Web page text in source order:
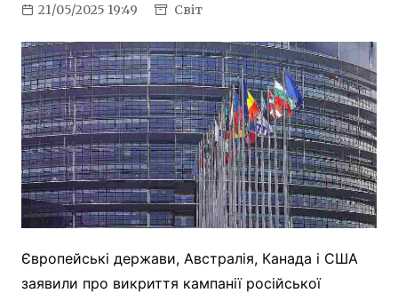
21/05/2025 19:49 Світ
Європейські держави, Австралія, Канада і США
заявили про викриття кампанії російської